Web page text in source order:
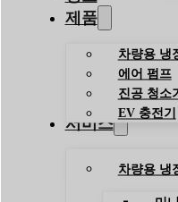
제품
차량용 냉
에어 펌프
진공 청소기
EV 충전기
서비스
차량용 냉